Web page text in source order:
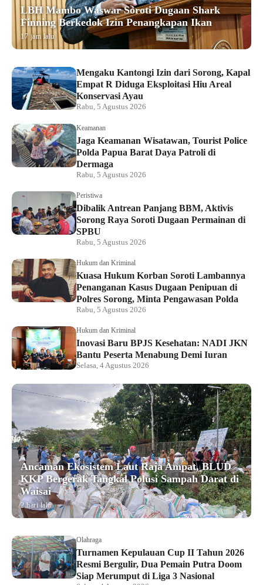
LBH Mambo Waswar Soroti Dugaan Shark
Finning Berkedok Izin Penangkapan Ikan
17 jam lalu
Mengaku Kantongi Izin dari Sorong, Kapal
Empat R Diduga Eksploitasi Hiu Areal
Konservasi Ayau
Rabu, 5 Agustus 2026
Keamanan
Jaga Keamanan Wisatawan, Tourist Police
Polda Papua Barat Daya Patroli di
Dermaga
Rabu, 5 Agustus 2026
Peristiwa
Dibalik Antrean Panjang BBM, Aktivis
Sorong Raya Soroti Dugaan Permainan di
SPBU
Rabu, 5 Agustus 2026
Hukum dan Kriminal
Kuasa Hukum Korban Soroti Lambannya
Penanganan Kasus Dugaan Penipuan di
Polres Sorong, Minta Pengawasan Polda
Rabu, 5 Agustus 2026
Hukum dan Kriminal
Inovasi Baru BPJS Kesehatan: NADI JKN
Bantu Peserta Menabung Demi Iuran
Selasa, 4 Agustus 2026
Ancaman Ekosistem Laut Raja Ampat, BLUD
KKP Bergerak Tangkal Polusi Sampah Darat di
Waisai
2 hari lalu
Olahraga
Turnamen Kepulauan Cup II Tahun 2026
Resmi Bergulir, Dua Pemain Putra Doom
Siap Merumput di Liga 3 Nasional